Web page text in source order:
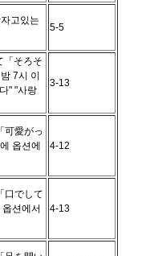
고있는
5-5
「そろそ
밤 7시 이
" "사랑
3-13
可愛がっ
옵션에
4-12
口でして
션에서
4-13